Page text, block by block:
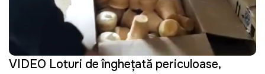
VIDEO Loturi de înghețată periculoase,